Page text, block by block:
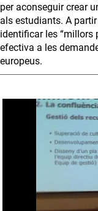
per aconseguir crear
als estudiants. A partir
identificar les “millors
efectiva a les
europeus.